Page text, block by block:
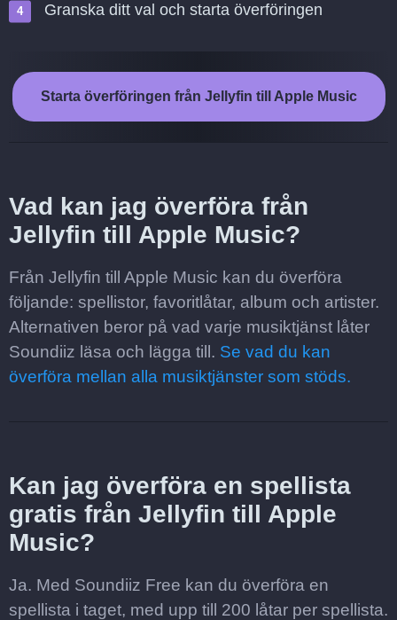
Granska ditt val och starta överföringen
Starta överföringen från Jellyfin till Apple Music
Vad kan jag överföra från
Jellyfin till Apple Music?
Från Jellyfin till Apple Music kan du överföra
följande: spellistor, favoritlåtar, album och artister.
Alternativen beror på vad varje musiktjänst låter
Soundiiz läsa och lägga till. Se vad du kan
överföra mellan alla musiktjänster som stöds.
Kan jag överföra en spellista
gratis från Jellyfin till Apple
Music?
Ja. Med Soundiiz Free kan du överföra en
spellista i taget, med upp till 200 låtar per spellista.